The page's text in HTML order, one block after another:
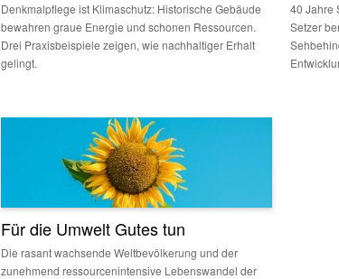
Denkmalpflege ist Klimaschutz: Historische Gebäude
bewahren graue Energie und schonen Ressourcen.
Drei Praxisbeispiele zeigen, wie nachhaltiger Erhalt
gelingt.
40 Jahre
Setzer
Für die Umwelt Gutes tun
Die rasant wachsende Weltbevölkerung und der
zunehmend ressourcenintensive Lebenswandel der